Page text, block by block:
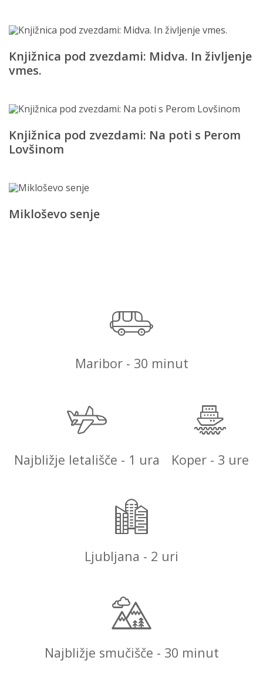
Knjižnica pod zvezdami: Midva. In življenje
vmes.
Knjižnica pod zvezdami: Na poti s Perom
Lovšinom
Mikloševo senje
Maribor - 30 minut
Najbližje letališče - 1 ura Koper - 3 ure
Ljubljana - 2 uri
Najbližje smučišče - 30 minut